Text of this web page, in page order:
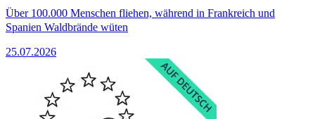
Über 100.000 Menschen fliehen, während in Frankreich und
Spanien Waldbrände wüten
25.07.2026